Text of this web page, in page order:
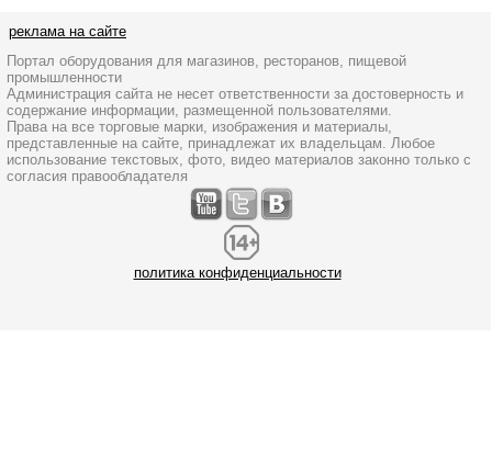
реклама на сайте
Портал оборудования для магазинов, ресторанов, пищевой
промышленности
Администрация сайта не несет ответственности за достоверность и
содержание информации, размещенной пользователями.
Права на все торговые марки, изображения и материалы,
представленные на сайте, принадлежат их владельцам. Любое
использование текстовых, фото, видео материалов законно только с
согласия правообладателя
политика конфиденциальности